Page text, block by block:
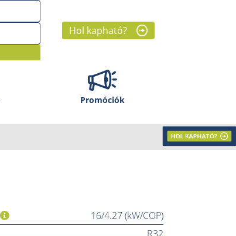
Hol kapható?
Promóciók
16/4.27 (kW/COP)
HOL KAPHATÓ?